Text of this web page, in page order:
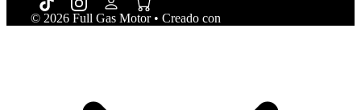
© 2026 Full Gas Motor• Creado con